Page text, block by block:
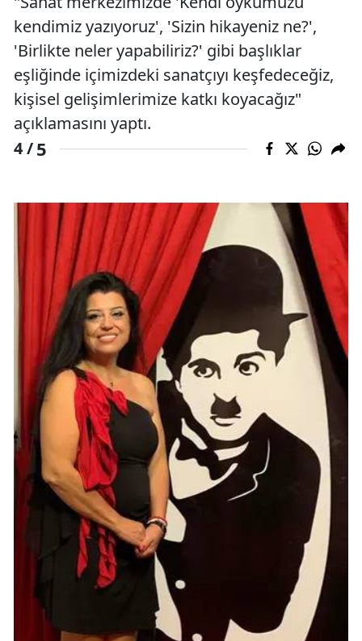
kendimiz yazıyoruz', 'Sizin hikayeniz ne?',
'Birlikte neler yapabiliriz?' gibi başlıklar
eşliğinde içimizdeki sanatçıyı keşfedeceğiz,
kişisel gelişimlerimize katkı koyacağız"
açıklamasını yaptı.
4 /5